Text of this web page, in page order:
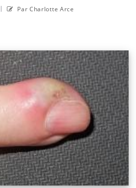
| Par Charlotte Arce